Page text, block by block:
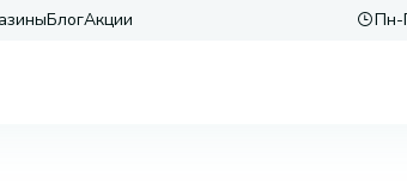
БлогАкции Пн-